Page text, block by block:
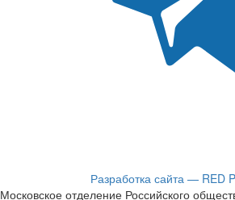
Разработка сайта — RED
Московское отделение Российского